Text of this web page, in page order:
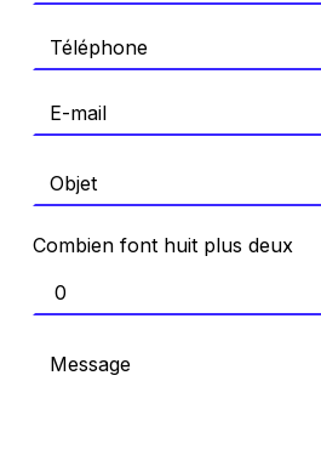
Combien font huit plus deux